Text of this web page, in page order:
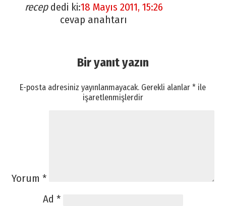
recep dedi ki:18 Mayıs 2011, 15:26
cevap anahtarı
Bir yanıt yazın
E-posta adresiniz yayınlanmayacak. Gerekli alanlar* ile
işaretlenmişlerdir
Yorum *
Ad *